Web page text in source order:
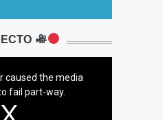
caused the media
fail part-way.